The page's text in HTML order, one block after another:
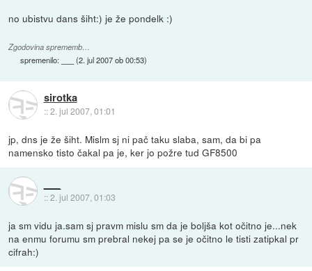
no ubistvu dans šiht:) je že pondelk :)
Zgodovina sprememb…
spremenilo: (2. jul 2007 ob 00:53)
sirotka
::2. jul 2007, 01:01
jp, dns je že šiht. Mislm sj ni pač taku slaba, sam, da bi pa
namensko tisto čakal pa je, ker jo požre tud GF8500
::2. jul 2007, 01:03
ja sm vidu ja.sam sj pravm mislu sm da je boljša kot očitno je...nek
na enmu forumu sm prebral nekej pa se je očitno le tisti zatipkal pr
cifrah:)